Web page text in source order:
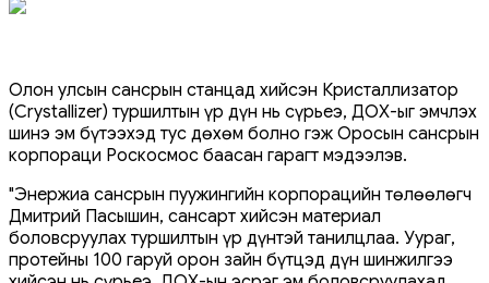
Олон улсын сансрын станцад хийсэн Кристаллизатор
(Crystallizer) туршилтын үр дүн нь сүрьеэ, ДОХ-ыг эмчлэх
шинэ эм бүтээхэд тус дөхөм болно гэж Оросын сансрын
корпораци Роскосмос баасан гарагт мэдээлэв.
"Энержиа сансрын пуужингийн корпорацийн төлөөлөгч
Дмитрий Пасышин, сансарт хийсэн материал
боловсруулах туршилтын үр дүнтэй танилцлаа. Уураг,
протейны 100 гаруй орон зайн бүтцэд дүн шинжилгээ